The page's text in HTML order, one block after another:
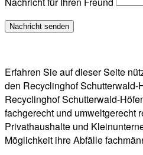
Erfahren Sie auf dieser Seite
den Recyclinghof Schutterwald-
Recyclinghof Schutterwald-
fachgerecht und umweltgerecht
Privathaushalte und
Möglichkeit ihre Abfälle